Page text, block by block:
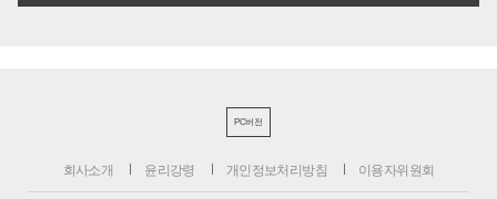
PC버전
회사소개 윤리강령 개인정보처리방침 이용자위원회